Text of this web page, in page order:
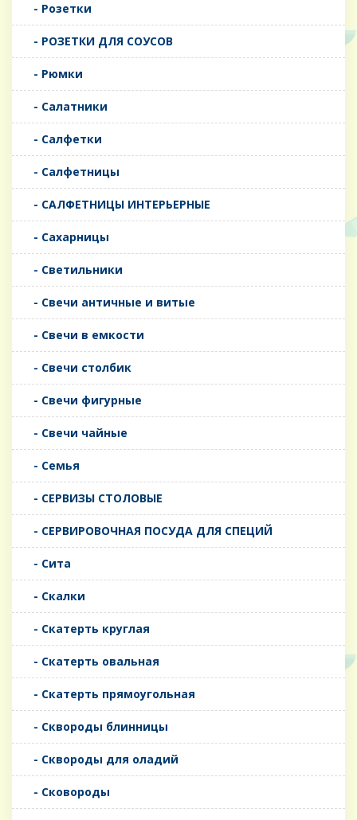
- Розетки
- РОЗЕТКИ ДЛЯ СОУСОВ
- Рюмки
- Салатники
- Салфетки
- Салфетницы
- САЛФЕТНИЦЫ ИНТЕРЬЕРНЫЕ
- Сахарницы
- Светильники
- Свечи античные и витые
- Свечи в емкости
- Свечи столбик
- Свечи фигурные
- Свечи чайные
- Семья
- СЕРВИЗЫ СТОЛОВЫЕ
- СЕРВИРОВОЧНАЯ ПОСУДА ДЛЯ СПЕЦИЙ
- Сита
- Скалки
- Скатерть круглая
- Скатерть овальная
- Скатерть прямоугольная
- Сквороды блинницы
- Сквороды для оладий
- Сковороды